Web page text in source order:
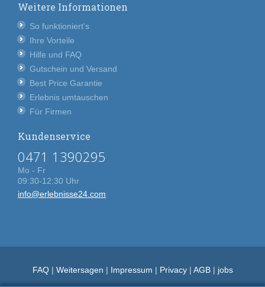
Weitere Informationen
So funktioniert's
Ihre Vorteile
Hilfe und FAQ
Gutschein und Versand
Best Price Garantie
Erlebnis umtauschen
Für Firmen
Kundenservice
0471 1390295
Mo - Fr
09:30-12:30 Uhr
info@erlebnisse24.com
FAQ| Weitersagen | Impressum | Privacy| AGB| jobs